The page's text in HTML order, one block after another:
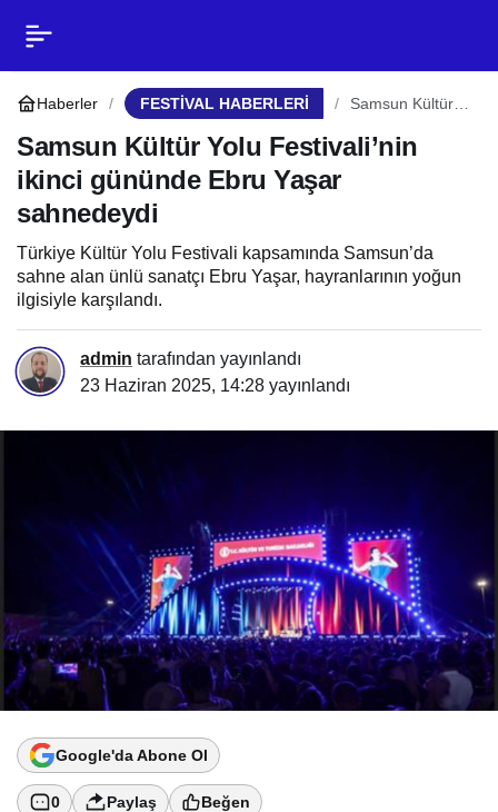
Haberler FESTİVAL HABERLERİ
Samsun Kültür
ikinci gününde
Ebru Yaşar
Samsun Kültür Yolu Festivali’nin
ikinci gününde Ebru Yaşar
sahnedeydi
Türkiye Kültür Yolu Festivali kapsamında Samsun’da
sahne alan ünlü sanatçı Ebru Yaşar, hayranlarının yoğun
ilgisiyle karşılandı.
admin tarafından yayınlandı
23 Haziran 2025, 14:28 yayınlandı
Google'da Abone Ol
0 Paylaş Beğen
Samsun Kültür Yolu
Festivali’nin ikinci
gününde Ebru Yaşar
sahnedeydi